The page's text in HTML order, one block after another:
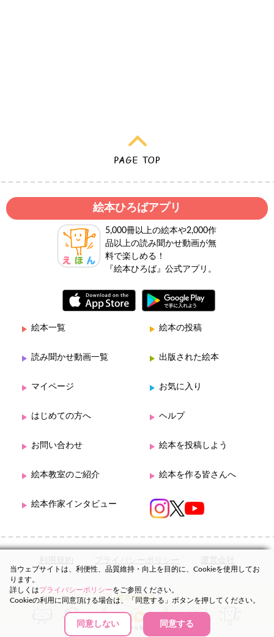
絵本ひろばアプリ
5,000冊以上の絵本や2,000作
品以上の読み聞かせ動画が無
料で楽しめる！
『絵本ひろば』公式アプリ。
絵本一覧 絵本の投稿
読み聞かせ動画一覧 出版された絵本
マイページ お気に入り
はじめての方へ ヘルプ
お問い合わせ 絵本を投稿しよう
絵本教室のご紹介 絵本を作る皆さんへ
絵本作家インタビュー
利用規約 プライバシーポリシー 運営会社
当ウェブサイトは、利便性、品質維持・向上を目的に、Cookieを使用してお
ります。
詳しくはプライバシーポリシーをご参照ください。
Cookieの利用に同意頂ける場合は、「同意する」ボタンを押してください。
同意しない 同意する